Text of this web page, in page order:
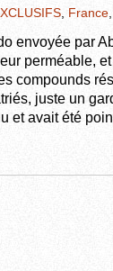
France
envoyée par
perméable,
compounds
juste un
et avait été